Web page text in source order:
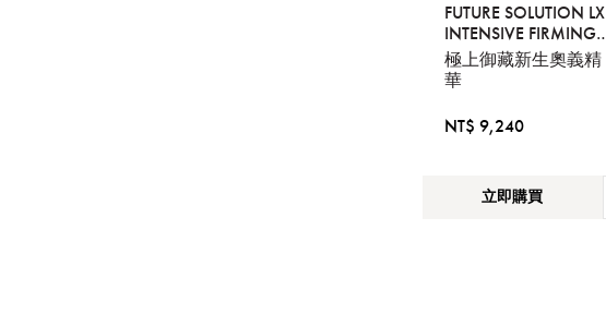
FUTURE SOLUTION LX
INTENSIVE FIRMING
BRILLIANCE SERUM
極上御藏新生奧義精
華
NT$ 9,240
立即購買